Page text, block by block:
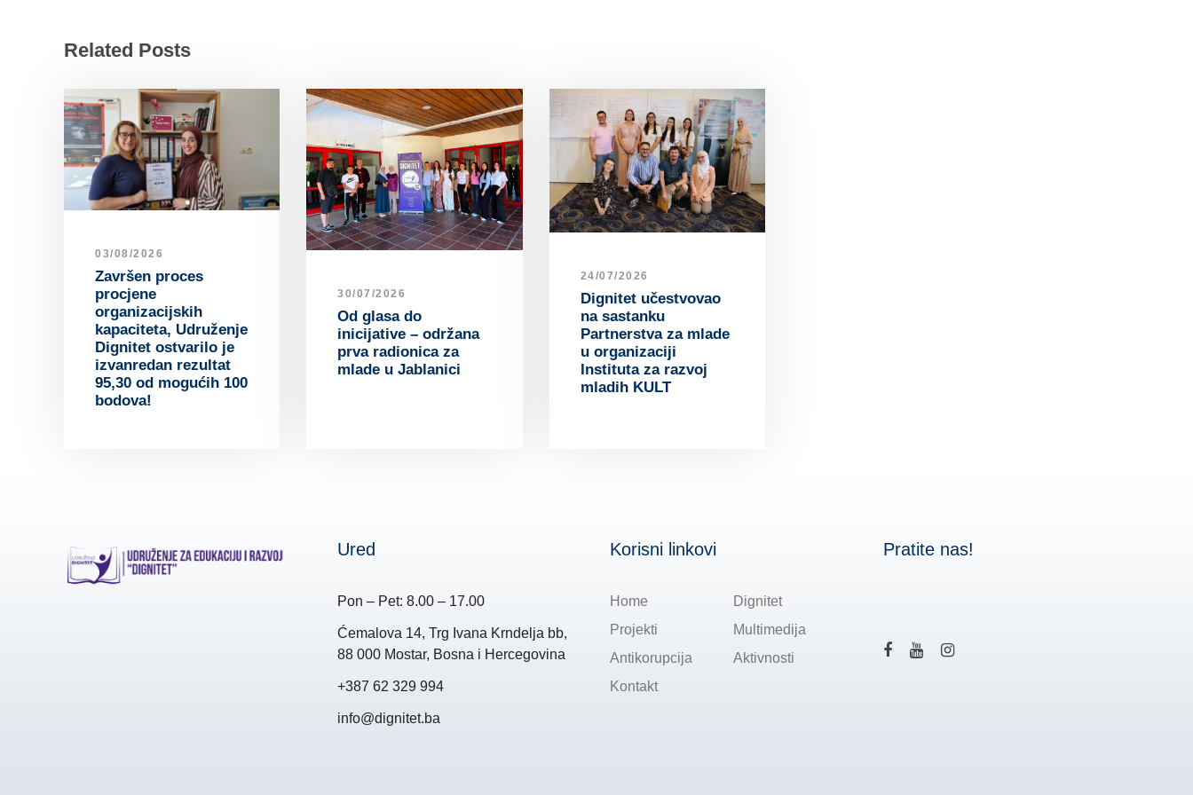
Related Posts
03/08/2026
Završen proces
procjene
organizacijskih
kapaciteta, Udruženje
Dignitet ostvarilo je
izvanredan rezultat
95,30 od mogućih 100
bodova!
30/07/2026
Od glasa do
inicijative – održana
prva radionica za
mlade u Jablanici
24/07/2026
Dignitet učestvovao
na sastanku
Partnerstva za mlade
u organizaciji
Instituta za razvoj
mladih KULT
Ured
Pon – Pet: 8.00 – 17.00
Ćemalova 14, Trg Ivana Krndelja bb,
88 000 Mostar, Bosna i Hercegovina
+387 62 329 994
info@dignitet.ba
Korisni linkovi
Home
Dignitet
Projekti
Multimedija
Antikorupcija
Aktivnosti
Kontakt
Pratite nas!